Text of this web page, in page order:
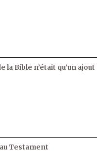
la Bible n’était qu’un ajout
Testament